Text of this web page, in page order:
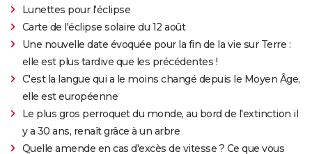
Lunettes pour l'éclipse
Carte de l'éclipse solaire du 12 août
Une nouvelle date évoquée pour la fin de la vie sur Terre :
elle est plus tardive que les précédentes !
C'est la langue qui a le moins changé depuis le Moyen Âge,
elle est européenne
Le plus gros perroquet du monde, au bord de l'extinction il
y a 30 ans, renaît grâce à un arbre
Quelle amende en cas d'excès de vitesse ? Ce que vous